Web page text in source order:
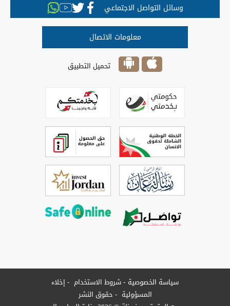
وسائل التواصل الاجتماعي
معلومات الاتصال
تحميل التطبيق
سياسة الخصوصية شروط الاستخدام
إخلاء
المسؤولية
حقوق النشر